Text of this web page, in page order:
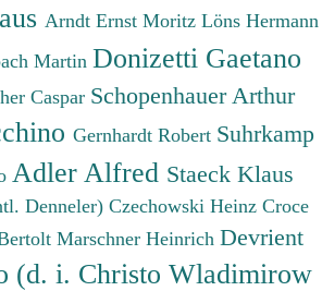
Arndt Ernst Moritz Löns Hermann
Martin Donizetti Gaetano
Caspar Schopenhauer Arthur
Gernhardt Robert Suhrkamp
Adler Alfred Staeck Klaus
Denneler) Czechowski Heinz Croce
Marschner Heinrich Devrient
(d. i. Christo Wladimirow